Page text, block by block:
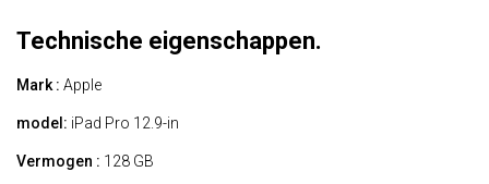
Technische eigenschappen.
Mark : Apple
model: iPad Pro 12.9-in
Vermogen : 128 GB